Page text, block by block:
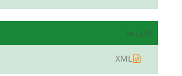
فایل ها